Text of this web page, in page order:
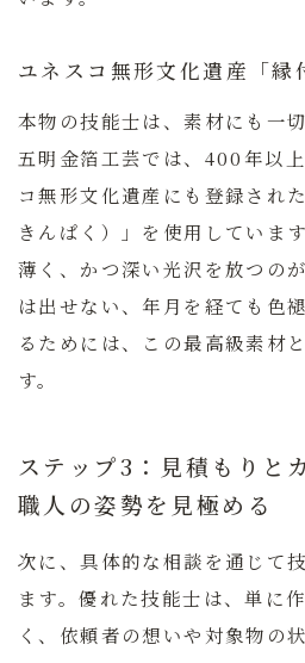
ユネスコ無形文化遺産「縁
本物の技能士は、素材にも一
五明金箔工芸では、400年以
コ無形文化遺産にも登録され
きんぱく）」を使用していま
薄く、かつ深い光沢を放つの
は出せない、年月を経ても色
るためには、この最高級素材
す。
ステップ3：見積もりと
職人の姿勢を見極める
次に、具体的な相談を通じて
ます。優れた技能士は、単に
く、依頼者の想いや対象物の